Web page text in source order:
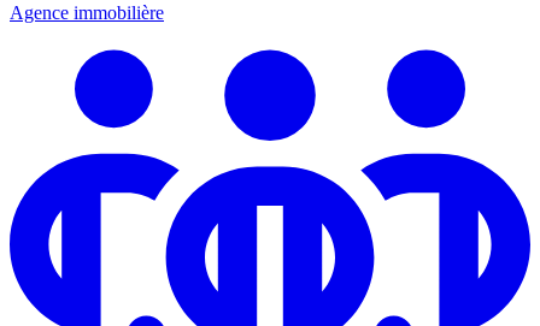
Agence immobilière